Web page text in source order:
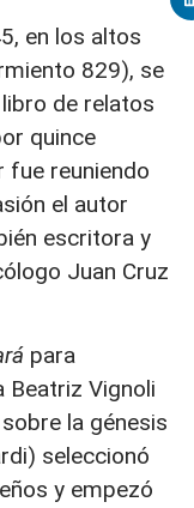
en los altos
829), se
libro de relatos
quince
fue reuniendo
el autor
escritora y
Juan Cruz
para
Beatriz Vignoli
la génesis
seleccionó
y empezó